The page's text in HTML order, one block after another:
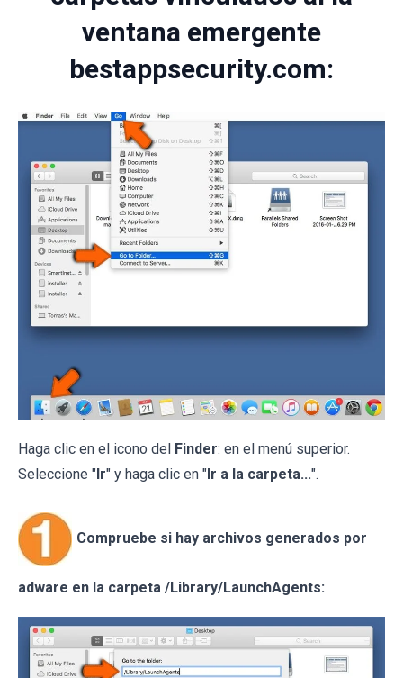
ventana emergente
bestappsecurity.com:
Haga clic en el icono del Finder: en el menú superior.
Seleccione "Ir" y haga clic en "Ir a la carpeta...".
Compruebe si hay archivos generados por
adware en la carpeta /Library/LaunchAgents: